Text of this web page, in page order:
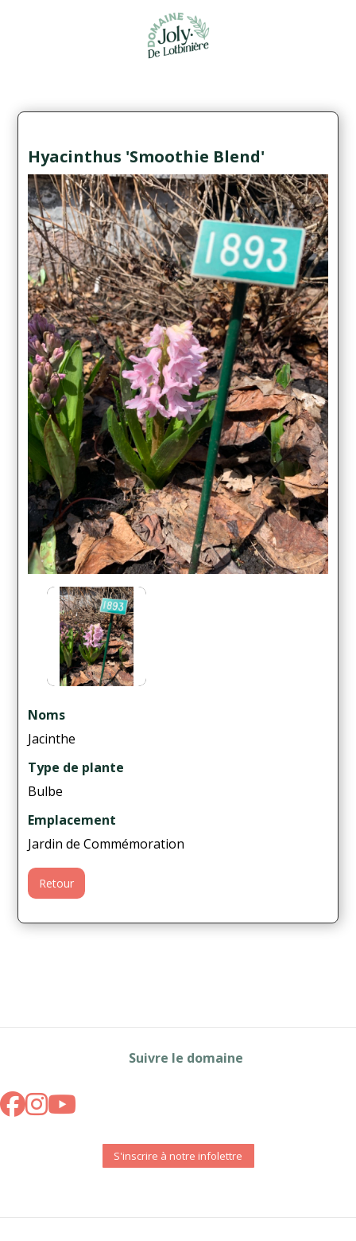
Hyacinthus 'Smoothie Blend'
Noms
Jacinthe
Type de plante
Bulbe
Emplacement
Jardin de Commémoration
Retour
Suivre le domaine
S'inscrire à notre infolettre